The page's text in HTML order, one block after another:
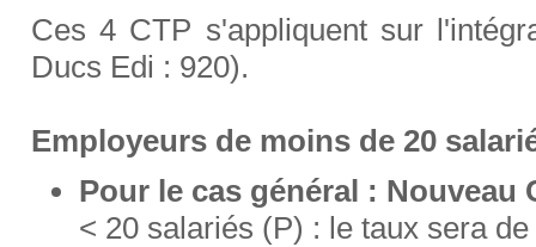
Ces 4 CTP s'appliquent sur
Ducs Edi : 920).
Employeurs de moins de 20
Pour le cas général : Nouveau
< 20 salariés (P) : le taux sera